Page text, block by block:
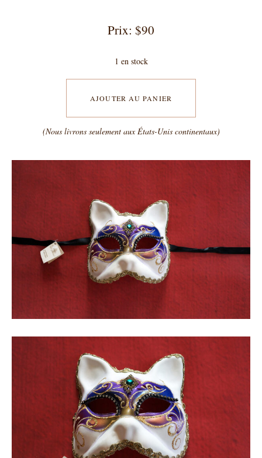
Prix: $90
1 en stock
AJOUTER AU PANIER
(Nous livrons seulement aux États-Unis continentaux)